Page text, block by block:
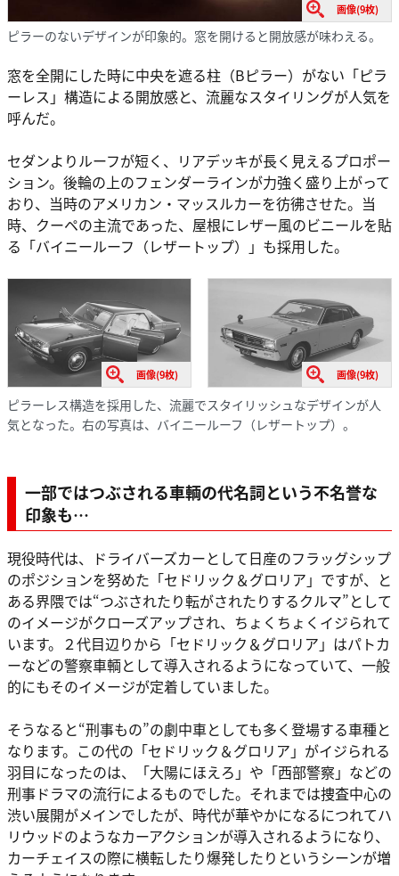
画像(9枚)
ピラーのないデザインが印象的。窓を開けると開放感が味わえる。
窓を全開にした時に中央を遮る柱（Bピラー）がない「ピラ
ーレス」構造による開放感と、流麗なスタイリングが人気を
呼んだ。
セダンよりルーフが短く、リアデッキが長く見えるプロポー
ション。後輪の上のフェンダーラインが力強く盛り上がって
おり、当時のアメリカン・マッスルカーを彷彿させた。当
時、クーペの主流であった、屋根にレザー風のビニールを貼
る「バイニールーフ（レザートップ）」も採用した。
画像(9枚) 画像(9枚)
ピラーレス構造を採用した、流麗でスタイリッシュなデザインが人
気となった。右の写真は、バイニールーフ（レザートップ）。
一部ではつぶされる車輌の代名詞という不名誉な
印象も…
現役時代は、ドライバーズカーとして日産のフラッグシップ
のポジションを努めた「セドリック＆グロリア」ですが、と
ある界隈では“つぶされたり転がされたりするクルマ”として
のイメージがクローズアップされ、ちょくちょくイジられて
います。２代目辺りから「セドリック＆グロリア」はパトカ
ーなどの警察車輌として導入されるようになっていて、一般
的にもそのイメージが定着していました。
そうなると“刑事もの”の劇中車としても多く登場する車種と
なります。この代の「セドリック＆グロリア」がイジられる
羽目になったのは、「大陽にほえろ」や「西部警察」などの
刑事ドラマの流行によるものでした。それまでは捜査中心の
渋い展開がメインでしたが、時代が華やかになるにつれてハ
リウッドのようなカーアクションが導入されるようになり、
カーチェイスの際に横転したり爆発したりというシーンが増